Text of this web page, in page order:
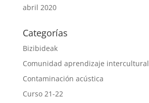
abril 2020
Categorías
Bizibideak
Comunidad aprendizaje intercultural
Contaminación acústica
Curso 21-22